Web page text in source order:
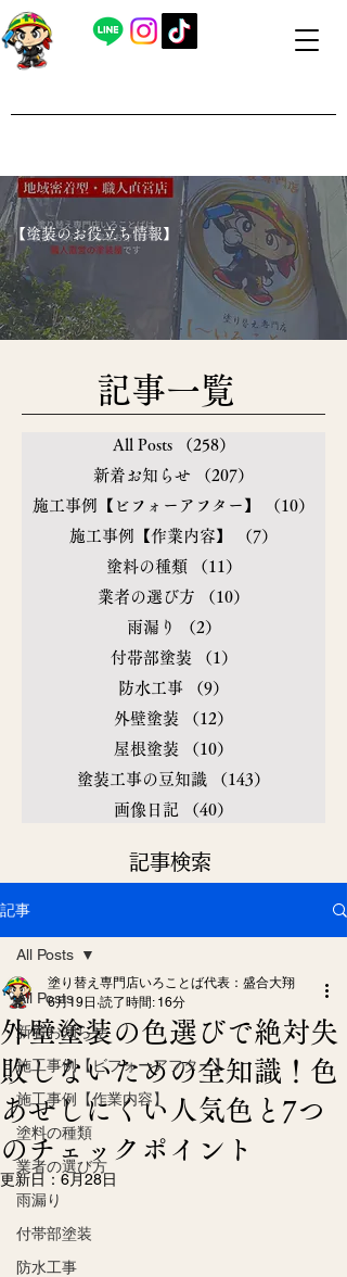
​【塗装のお役立ち情報】
​記事一覧
All Posts （258）
新着お知らせ
（207）
施工事例【ビフォーアフター】
（10）
施工事例【作業内容】
（7）
塗料の種類
（11）
業者の選び方
（10）
雨漏り
（2）
付帯部塗装
（1）
防水工事
（9）
外壁塗装
（12）
屋根塗装
（10）
塗装工事の豆知識
（143）
画像日記
（40）
​記事検索
記事
All Posts
新着お知らせ
施工事例【ビフォーアフター】
施工事例【作業内容】
塗料の種類
業者の選び方
雨漏り
付帯部塗装
防水工事
All Posts
外壁塗装の色選びで絶対失
敗しないための全知識！色
あせしにくい人気色と7つ
のチェックポイント
塗り替え専門店いろことば代表：盛合大翔
6月19日 読了時間: 16分
更新日： 6月28日